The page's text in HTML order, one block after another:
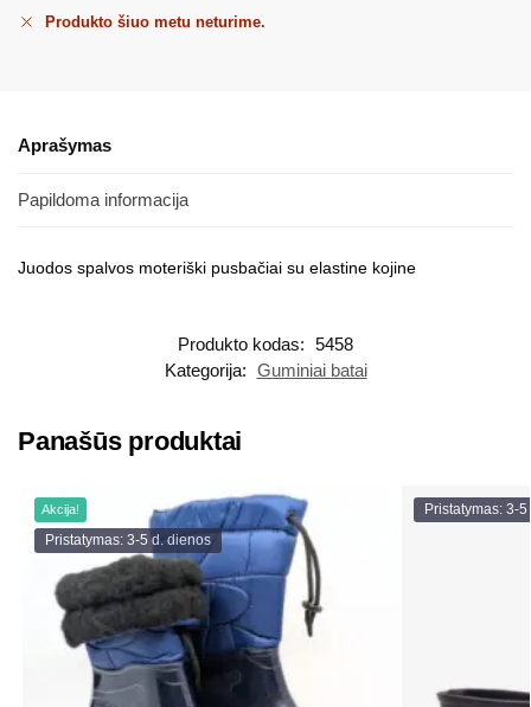
Produkto šiuo metu neturime.
Aprašymas
Papildoma informacija
Juodos spalvos moteriški pusbačiai su elastine kojine
Produkto kodas: 5458
Kategorija: Guminiai batai
Panašūs produktai
Akcija!
Pristatymas: 3-5 d. dienos
Pristatymas: 3-